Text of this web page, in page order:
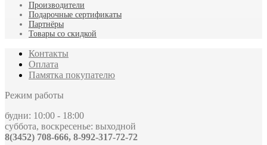
Производители
Подарочные сертификаты
Партнёры
Товары со скидкой
Контакты
Оплата
Памятка покупателю
Режим работы
будни: 10:00 - 18:00
суббота, воскресенье: выходной
8(3452) 708-666, 8-992-317-72-72